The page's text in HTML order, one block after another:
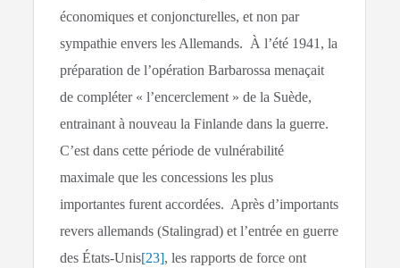
économiques et conjoncturelles, et non par
sympathie envers les Allemands. À l’été 1941, la
préparation de l’opération Barbarossa menaçait
de compléter « l’encerclement » de la Suède,
entrainant à nouveau la Finlande dans la guerre.
C’est dans cette période de vulnérabilité
maximale que les concessions les plus
importantes furent accordées. Après d’importants
revers allemands (Stalingrad) et l’entrée en guerre
des États-Unis[23], les rapports de force ont